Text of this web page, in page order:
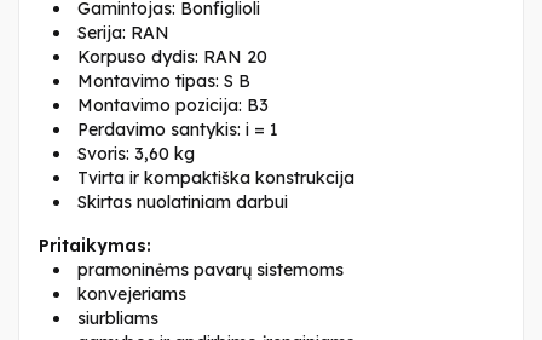
Gamintojas: Bonfiglioli
Serija: RAN
Korpuso dydis: RAN 20
Montavimo tipas: S B
Montavimo pozicija: B3
Perdavimo santykis: i = 1
Svoris: 3,60 kg
Tvirta ir kompaktiška konstrukcija
Skirtas nuolatiniam darbui
Pritaikymas:
pramoninėms pavarų sistemoms
konvejeriams
siurbliams